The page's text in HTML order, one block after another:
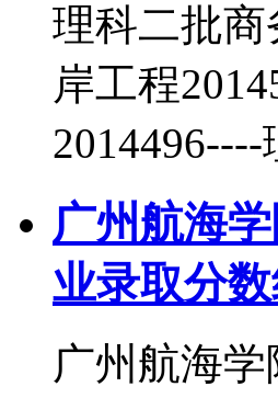
理科二批商
岸工程
广州航海
业录取分
广州航海